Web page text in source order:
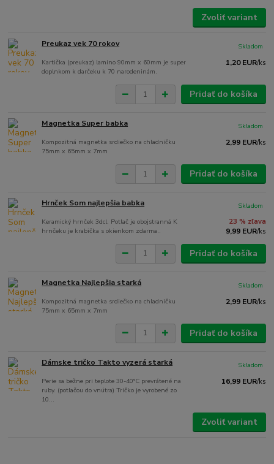
Zvoliť variant
Preukaz vek 70 rokov
Kartička (preukaz) lamino 90mm x 60mm je super
doplnkom k darčeku k 70 narodeninám.
1,20 EUR/ks
Skladom
Pridať do košíka
Magnetka Super babka
Kompozitná magnetka srdiečko na chladničku
75mm x 65mm x 7mm
2,99 EUR/ks
Skladom
Pridať do košíka
Hrnček Som najlepšia babka
Keramický hrnček 3dcl. Potlač je obojstranná K
hrnčeku je krabička s okienkom zdarma..
23 % zľava
9,99 EUR/ks
Skladom
Pridať do košíka
Magnetka Najlepšia starká
Kompozitná magnetka srdiečko na chladničku
75mm x 65mm x 7mm
2,99 EUR/ks
Skladom
Pridať do košíka
Dámske tričko Takto vyzerá starká
Perie sa bežne pri teplote 30-40°C prevrátené na
ruby. (potlačou do vnútra) Tričko je vyrobené zo
10...
16,99 EUR/ks
Skladom
Zvoliť variant